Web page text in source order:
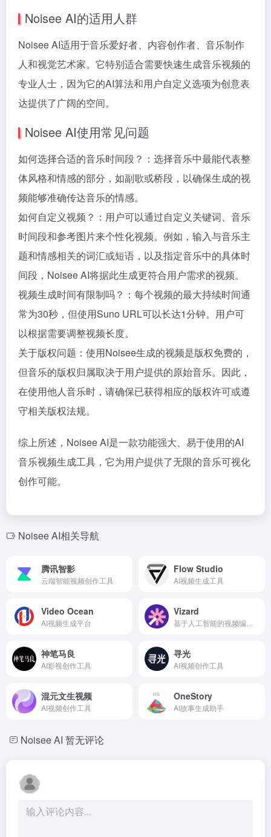
Noisee AI的适用人群
Noisee AI适用于音乐爱好者、内容创作者、音乐制作
人和视觉艺术家。它特别适合需要快速生成音乐视频的
专业人士，因为它的AI算法和用户自定义选项为创意表
达提供了广阔的空间。
Noisee AI使用常见问题
如何选择合适的音乐时间段？：选择音乐中最能代表整
体风格和情感的部分，如副歌或桥段，以确保生成的视
频能够准确传达音乐的情感。
如何自定义视频？：用户可以通过自定义关键词、音乐
时间段和参考图片来个性化视频。例如，输入与音乐主
题和情感相关的词汇或短语，以及指定音乐中的具体时
间段，Noisee AI将据此生成更符合用户需求的视频。
视频生成时间有限制吗？：每个视频的最大持续时间通
常为30秒，但使用Suno URL可以长达1分钟。用户可
以根据需要调整视频长度。
关于版权问题：使用Noisee生成的视频是版权免费的，
但音乐的版权归属取决于用户提供的原始音乐。因此，
在使用他人音乐时，请确保已获得相应的版权许可或遵
守相关版权法规。
综上所述，Noisee AI是一款功能强大、易于使用的AI
音乐视频生成工具，它为用户提供了无限的音乐可视化
创作可能。
Noisee AI相关导航
腾讯智影
云端智能视频创作工具
Flow Studio
AI视频生成工具
Video Ocean
AI视频生成平台
Vizard
神笔马良
AI影视创作工具
寻光
AI视频创作工具
混元文生视频
AI视频创作工具
OneStory
AI故事生成助手
Noisee AI 暂无评论